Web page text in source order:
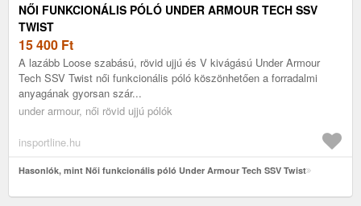
NŐI FUNKCIONÁLIS PÓLÓ UNDER ARMOUR TECH SSV
TWIST
15 400 Ft
A lazább Loose szabású, rövid ujjú és V kivágású Under Armour
Tech SSV Twist női funkcionális póló köszönhetően a forradalmi
anyagának gyorsan szár...
under armour, női rövid ujjú pólók
insportline.hu
Hasonlók, mint Női funkcionális póló Under Armour Tech SSV Twist